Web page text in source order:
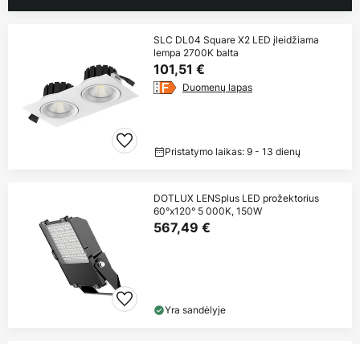
SLC DL04 Square X2 LED įleidžiama
lempa 2700K balta
101,51 €
Duomenų lapas
Pristatymo laikas: 9 - 13 dienų
DOTLUX LENSplus LED prožektorius
60°x120° 5 000K, 150W
567,49 €
Yra sandėlyje